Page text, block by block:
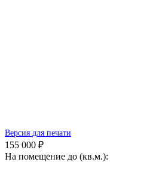
Версия для печати
155 000 ₽
На помещение до (кв.м.):